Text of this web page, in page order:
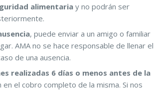
alimentariay no podrán ser
, puede enviar a un amigo o familiar
AMA no se hace responsable de llenar el
de una ausencia.
realizadas 6 días o menos antes de la
en el cobro completo de la misma. Si nos